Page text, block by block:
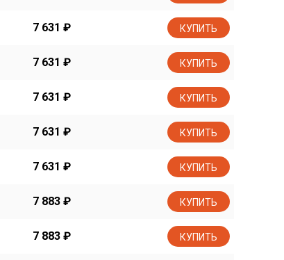
7 631 ₽ КУПИТЬ
7 631 ₽ КУПИТЬ
7 631 ₽ КУПИТЬ
7 631 ₽ КУПИТЬ
7 631 ₽ КУПИТЬ
7 883 ₽ КУПИТЬ
7 883 ₽ КУПИТЬ